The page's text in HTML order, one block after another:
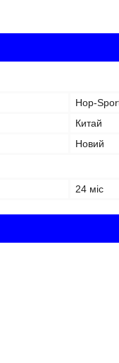
Hop-
Китай
Новий
24 міс